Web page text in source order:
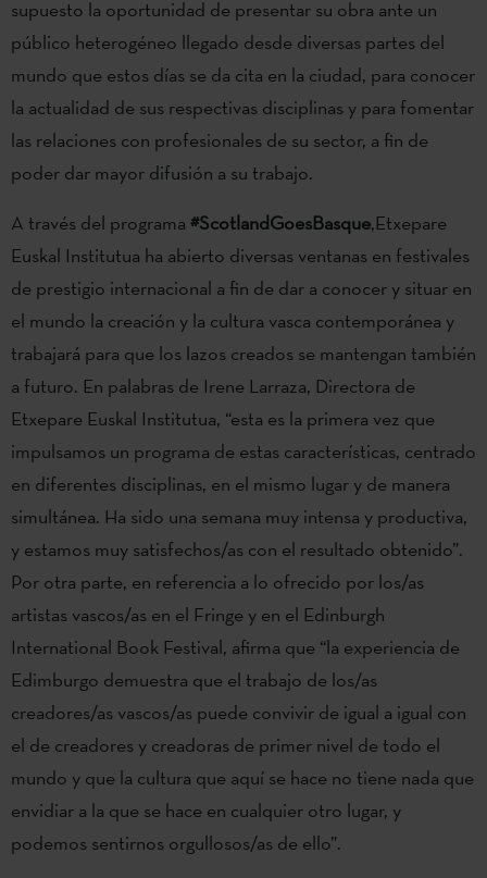
supuesto la oportunidad de presentar su obra ante un
público heterogéneo llegado desde diversas partes del
mundo que estos días se da cita en la ciudad, para conocer
la actualidad de sus respectivas disciplinas y para fomentar
las relaciones con profesionales de su sector, a fin de
poder dar mayor difusión a su trabajo.
A través del programa #ScotlandGoesBasque,Etxepare
Euskal Institutua ha abierto diversas ventanas en festivales
de prestigio internacional a fin de dar a conocer y situar en
el mundo la creación y la cultura vasca contemporánea y
trabajará para que los lazos creados se mantengan también
a futuro. En palabras de Irene Larraza, Directora de
Etxepare Euskal Institutua, “esta es la primera vez que
impulsamos un programa de estas características, centrado
en diferentes disciplinas, en el mismo lugar y de manera
simultánea. Ha sido una semana muy intensa y productiva,
y estamos muy satisfechos/as con el resultado obtenido”.
Por otra parte, en referencia a lo ofrecido por los/as
artistas vascos/as en el Fringe y en el Edinburgh
International Book Festival, afirma que “la experiencia de
Edimburgo demuestra que el trabajo de los/as
creadores/as vascos/as puede convivir de igual a igual con
el de creadores y creadoras de primer nivel de todo el
mundo y que la cultura que aquí se hace no tiene nada que
envidiar a la que se hace en cualquier otro lugar, y
podemos sentirnos orgullosos/as de ello”.